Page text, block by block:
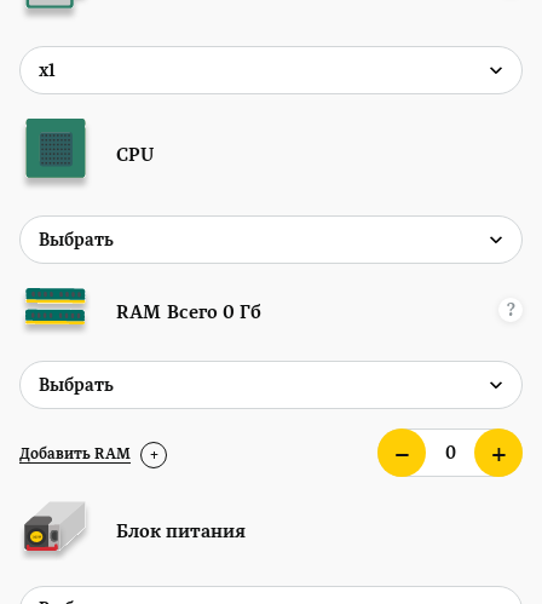
CPU
RAM Всего 0 Гб ?
Добавить RAM +
Блок питания